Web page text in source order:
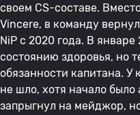
своем CS-составе.
Vincere, в команду
NiP с 2020 года. В
состоянию здоровья, но
обязанности капитана.
не шло, хотя начало
запрыгнул на мейджор,